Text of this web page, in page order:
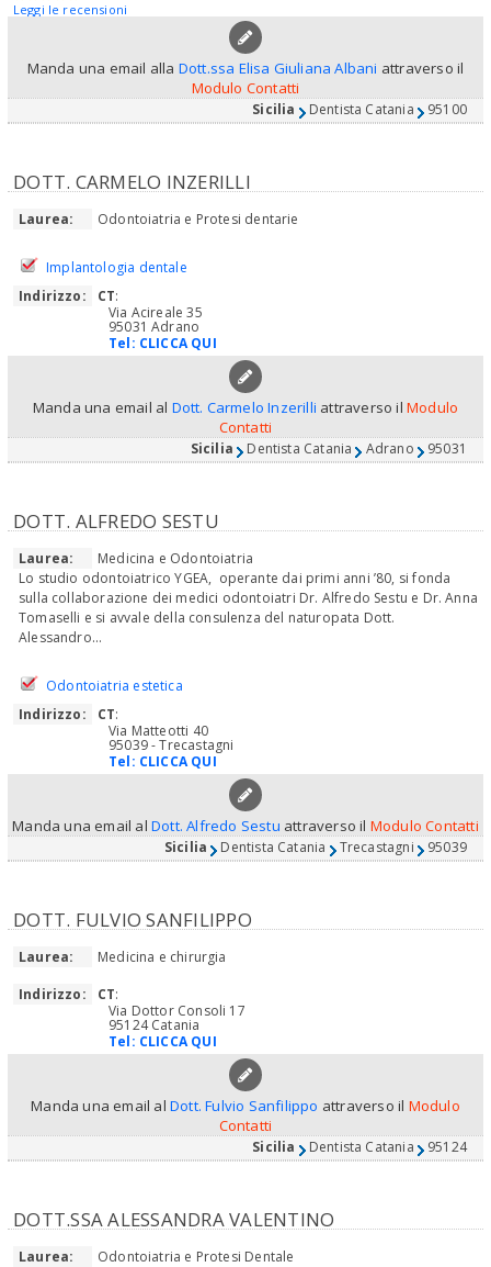
Leggi le recensioni
Manda una email alla Dott.ssa Elisa Giuliana Albani attraverso il
Modulo Contatti
Sicilia Dentista Catania 95100
DOTT. CARMELO INZERILLI
Laurea: Odontoiatria e Protesi dentarie
Implantologia dentale
Indirizzo:
CT:
Via Acireale 35
95031 Adrano
Tel: CLICCA QUI
Manda una email al Dott. Carmelo Inzerilli attraverso ilModulo
Contatti
Sicilia Dentista Catania Adrano 95031
DOTT. ALFREDO SESTU
Laurea:
Medicina e Odontoiatria
Lo studio odontoiatrico YGEA, operante dai primi anni ’80, si fonda
sulla collaborazione dei medici odontoiatri Dr. Alfredo Sestu e Dr. Anna
Tomaselli e si avvale della consulenza del naturopata Dott.
Alessandro...
Odontoiatria estetica
Indirizzo:
CT:
Via Matteotti 40
95039 - Trecastagni
Tel: CLICCA QUI
Manda una email alDott. Alfredo Sestu attraverso il Modulo Contatti
Sicilia Dentista Catania Trecastagni 95039
DOTT. FULVIO SANFILIPPO
Laurea:
Medicina e chirurgia
Indirizzo:
CT:
Via Dottor Consoli 17
95124 Catania
Tel: CLICCA QUI
Manda una email al Dott. Fulvio Sanfilippo attraverso il Modulo
Contatti
Sicilia Dentista Catania 95124
DOTT.SSA ALESSANDRA VALENTINO
Laurea: Odontoiatria e Protesi Dentale